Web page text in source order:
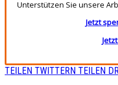
Unterstützen Sie unsere
Jetzt
TEILEN TWITTERN TEILEN